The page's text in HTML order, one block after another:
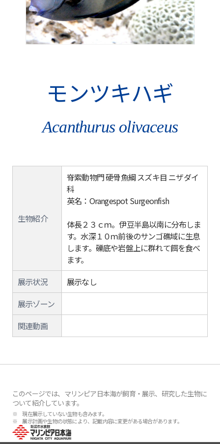
モンツキハギ
Acanthurus olivaceus
生物紹介
脊索動物門 硬骨魚綱 スズキ目 ニザダイ
科
英名：Orangespot Surgeonfish
体長２３ｃｍ。伊豆半島以南に分布しま
す。水深１０ｍ前後のサンゴ礁域に生息
します。礫底や岩盤上に群れて餌を食べ
ます。
展示状況
展示なし
展示ゾーン
関連動画
このページでは、マリンピア日本海が飼育・展示、研究した生物に
ついて紹介しています。
※ 現在展示していない生物も含みます。
※ 展示計画や生物の状態により、記載内容に変更がある場合があります。